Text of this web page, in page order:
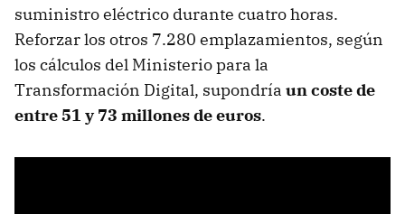
suministro eléctrico durante cuatro horas.
Reforzar los otros 7.280 emplazamientos, según
los cálculos del Ministerio para la
Transformación Digital, supondría un coste de
entre 51 y 73 millones de euros.